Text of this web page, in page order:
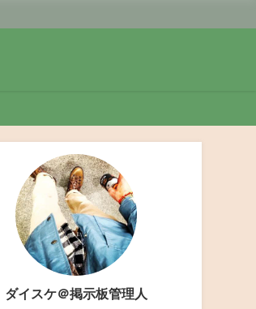
ダイスケ＠掲示板管理人